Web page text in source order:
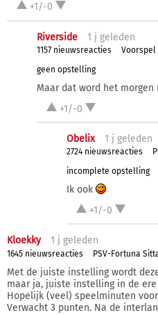
+1/-0
Riverside 1 j geleden
1157 nieuwsreacties
Voorspel
geen opstelling
Maar dat word het morgen
+1/-0
Obelix 1 j geleden
2724 nieuwsreacties
incomplete opstelling
Ik ook
+1/-0
Kloekky 1 j geleden
1645 nieuwsreacties PSV-Fortuna
Met de juiste instelling wordt
maar ja, juiste instelling in de
Hopelijk (veel) speelminuten voor
Verwacht 3 punten. Na de